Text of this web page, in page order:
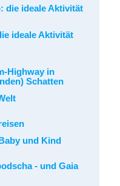
ideale Aktivität
und Kind